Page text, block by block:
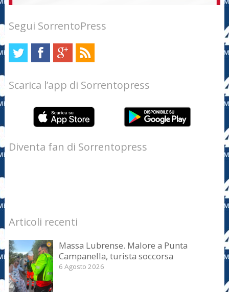
Segui SorrentoPress
Scarica l’app di Sorrentopress
Diventa fan di Sorrentopress
Articoli recenti
Massa Lubrense. Malore a Punta
Campanella, turista soccorsa
6 Agosto 2026